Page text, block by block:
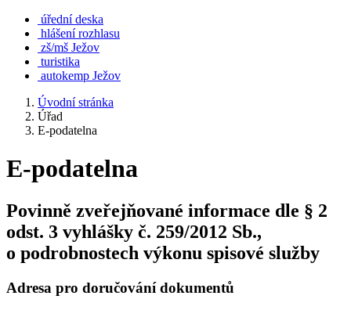
úřední deska
hlášení rozhlasu
zš/mš Ježov
turistika
autokemp Ježov
Úvodní stránka
Úřad
E-podatelna
E-podatelna
Povinně zveřejňované informace dle § 2
odst. 3 vyhlášky č. 259/2012 Sb.,
o podrobnostech výkonu spisové služby
Adresa pro doručování dokumentů